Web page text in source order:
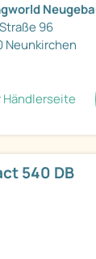
96
Neunkirchen
Händlerseite
540 DB